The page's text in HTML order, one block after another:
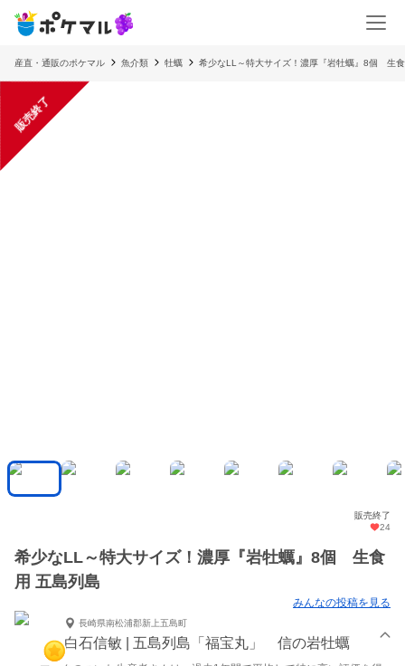
産直・通販のポケマル 魚介類 牡蠣 希少なLL～特大サイズ！濃厚『岩牡蠣』8個 生
販売終了
販売終了
24
希少なLL～特大サイズ！濃厚『岩牡蠣』8個 生食
用 五島列島
みんなの投稿を見る
長崎県南松浦郡新上五島町
白石信敏 | 五島列島「福宝丸」 信の岩牡蠣